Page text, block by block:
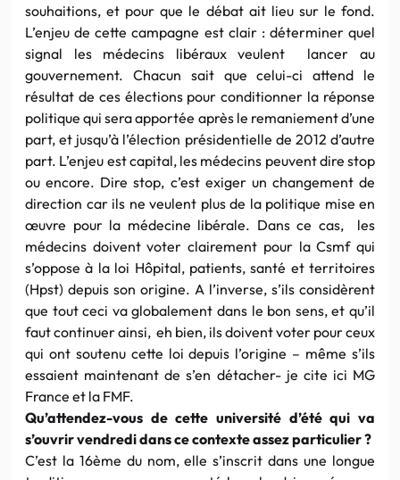
souhaitions, et pour que le débat ait lieu sur le fond.
L’enjeu de cette campagne est clair : déterminer quel
signal les médecins libéraux veulent lancer au
gouvernement. Chacun sait que celui-ci attend le
résultat de ces élections pour conditionner la réponse
politique qui sera apportée après le remaniement d’une
part, et jusqu’à l’élection présidentielle de 2012 d’autre
part. L’enjeu est capital, les médecins peuvent dire stop
ou encore. Dire stop, c’est exiger un changement de
direction car ils ne veulent plus de la politique mise en
œuvre pour la médecine libérale. Dans ce cas, les
médecins doivent voter clairement pour la Csmf qui
s’oppose à la loi Hôpital, patients, santé et territoires
(Hpst) depuis son origine. A l’inverse, s’ils considèrent
que tout ceci va globalement dans le bon sens, et qu’il
faut continuer ainsi, eh bien, ils doivent voter pour ceux
qui ont soutenu cette loi depuis l’origine – même s’ils
essaient maintenant de s’en détacher- je cite ici MG
France et la FMF.
Qu’attendez-vous de cette université d’été qui va
s’ouvrir vendredi dans ce contexte assez particulier ?
C’est la 16ème du nom, elle s’inscrit dans une longue